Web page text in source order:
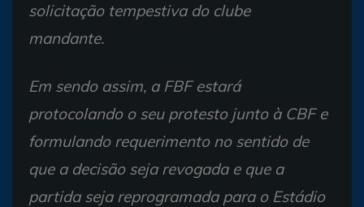
solicitação tempestiva do clube
mandante.
Em sendo assim, a FBF estará
protocolando o seu protesto junto à CBF e
formulando requerimento no sentido de
que a decisão seja revogada e que a
partida seja reprogramada para o Estádio